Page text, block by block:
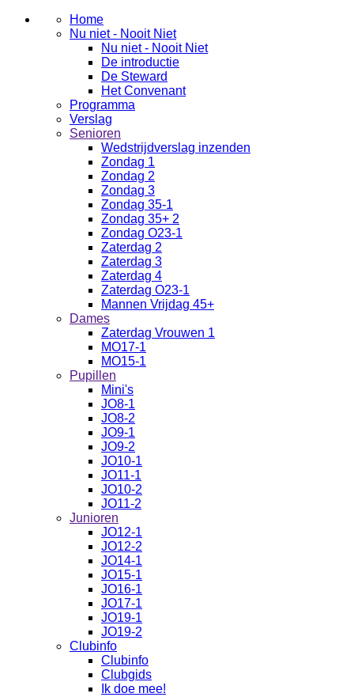
Home
Nu niet - Nooit Niet
Nu niet - Nooit Niet
De introductie
De Steward
Het Convenant
Programma
Verslag
Senioren
Wedstrijdverslag inzenden
Zondag 1
Zondag 2
Zondag 3
Zondag 35-1
Zondag 35+ 2
Zondag O23-1
Zaterdag 2
Zaterdag 3
Zaterdag 4
Zaterdag O23-1
Mannen Vrijdag 45+
Dames
Zaterdag Vrouwen 1
MO17-1
MO15-1
Pupillen
Mini's
JO8-1
JO8-2
JO9-1
JO9-2
JO10-1
JO11-1
JO10-2
JO11-2
Junioren
JO12-1
JO12-2
JO14-1
JO15-1
JO16-1
JO17-1
JO19-1
JO19-2
Clubinfo
Clubinfo
Clubgids
Ik doe mee!